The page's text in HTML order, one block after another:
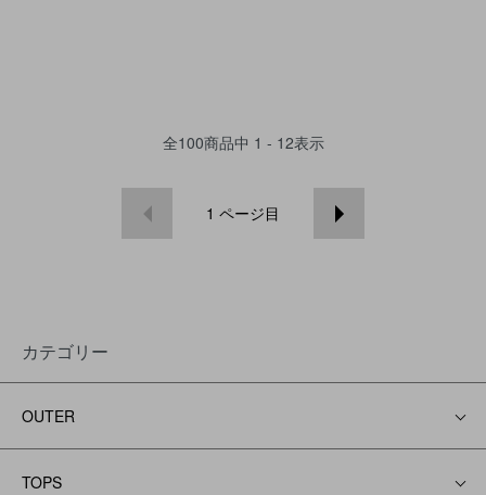
全100商品中 1 - 12表示
1 ページ目
カテゴリー
OUTER
TOPS